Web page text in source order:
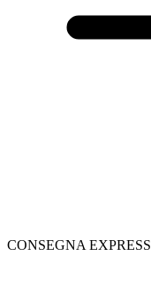
CONSEGNA EXPRESS